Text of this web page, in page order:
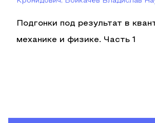
Подгонки под результат в
механике и физике. Часть 1